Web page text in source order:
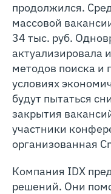
продолжился.
массовой
34 тыс. руб.
актуализировала
методов поиска и
условиях
будут пытаться
закрытия
участники
организованная
Компания IDX
решений. Они